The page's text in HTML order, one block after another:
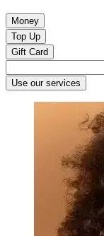
Money
Top Up
Gift Card
Use our services